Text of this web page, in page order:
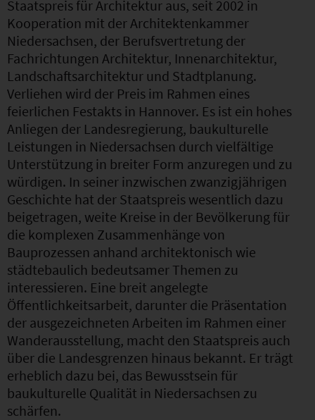
Staatspreis für Architektur aus, seit 2002 in
Kooperation mit der Architektenkammer
Niedersachsen, der Berufsvertretung der
Fachrichtungen Architektur, Innenarchitektur,
Landschaftsarchitektur und Stadtplanung.
Verliehen wird der Preis im Rahmen eines
feierlichen Festakts in Hannover. Es ist ein hohes
Anliegen der Landesregierung, baukulturelle
Leistungen in Niedersachsen durch vielfältige
Unterstützung in breiter Form anzuregen und zu
würdigen. In seiner inzwischen zwanzigjährigen
Geschichte hat der Staatspreis wesentlich dazu
beigetragen, weite Kreise in der Bevölkerung für
die komplexen Zusammenhänge von
Bauprozessen anhand architektonisch wie
städtebaulich bedeutsamer Themen zu
interessieren. Eine breit angelegte
Öffentlichkeitsarbeit, darunter die Präsentation
der ausgezeichneten Arbeiten im Rahmen einer
Wanderausstellung, macht den Staatspreis auch
über die Landesgrenzen hinaus bekannt. Er trägt
erheblich dazu bei, das Bewusstsein für
baukulturelle Qualität in Niedersachsen zu
schärfen.